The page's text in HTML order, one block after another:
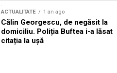
ACTUALITATE 1 an ago
Călin Georgescu, de negăsit la
domiciliu. Poliția Buftea i-a lăsat
citația la ușă